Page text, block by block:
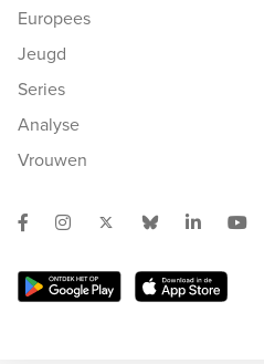
Europees
Jeugd
Series
Analyse
Vrouwen